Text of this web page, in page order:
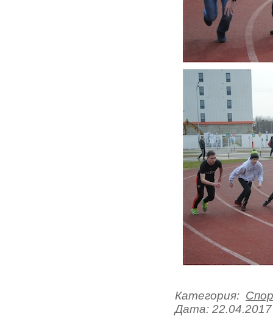
Категория:
Дата: 22.04.2017